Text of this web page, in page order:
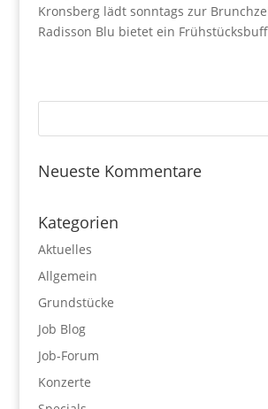
Kronsberg lädt sonntags zur
Radisson Blu bietet ein
Neueste Kommentare
Kategorien
Aktuelles
Allgemein
Grundstücke
Job Blog
Job-Forum
Konzerte